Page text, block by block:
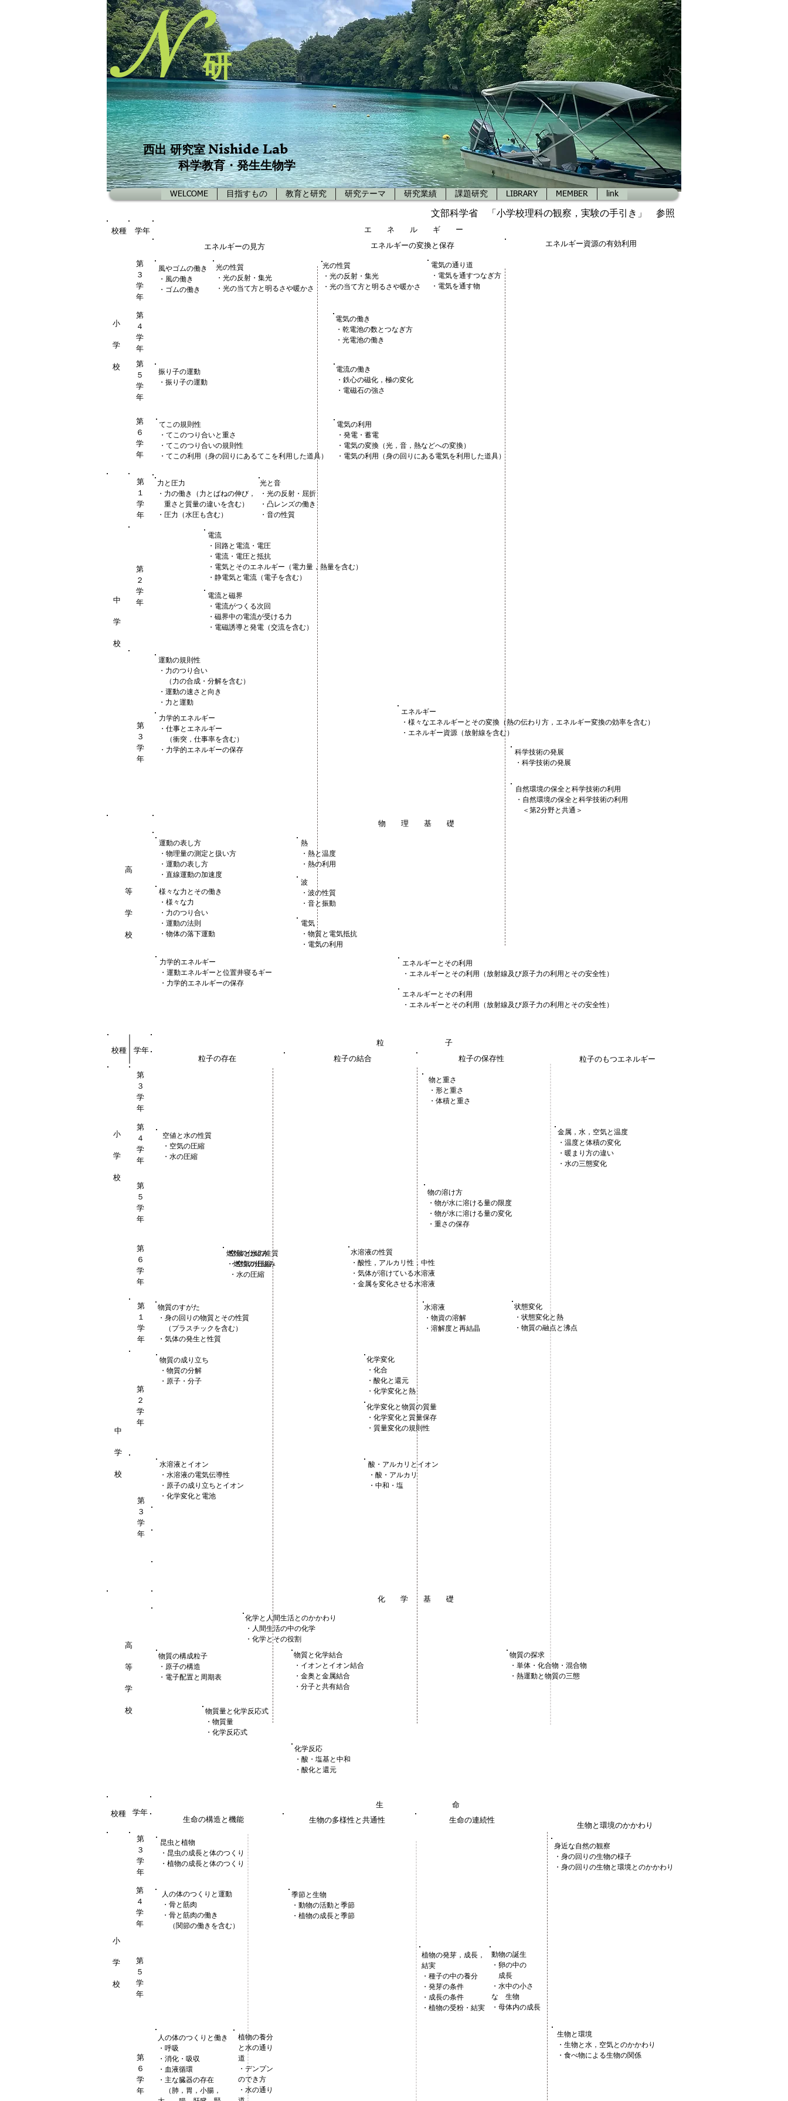
西出 研究室 Nishide Lab
科学教育・発生生物学
N 研
WELCOME 目指すもの 教育と研究 研究テーマ 研究業績 課題研究 LIBRARY MEMBER link
文部科学省 「小学校理科の観察，実験の手引き」 参照
電気の働き
・乾電池の数とつなぎ方
・光電池の働き
風やゴムの働き
・風の働き
・ゴムの働き
光の性質
・光の反射・集光
・光の当て方と明るさや暖かさ
電気の通り道
・電気を通すつなぎ方
・電気を通す物
エ ネ ル ギ ー
エネルギーの見方
校種 学年
小
学
校
第
３
学
年
第
４
学
年
エネルギー資源の有効利用
光の性質
・光の反射・集光
・光の当て方と明るさや暖かさ
エネルギーの変換と保存
てこの規則性
・てこのつり合いと重さ
・てこのつり合いの規則性
・てこの利用（身の回りにあるてこを利用した道具）
電気の利用
・発電・蓄電
・電気の変換（光，音，熱などへの変換）
・電気の利用（身の回りにある電気を利用した道具）
第
６
学
年
振り子の運動
・振り子の運動
電流の働き
・鉄心の磁化，極の変化
・電磁石の強さ
第
５
学
年
中
学
校
第
１
学
年
自然環境の保全と科学技術の利用
・自然環境の保全と科学技術の利用
＜第2分野と共通＞
運動の表し方
・物理量の測定と扱い方
・運動の表し方
・直線運動の加速度
様々な力とその働き
・様々な力
・力のつり合い
・運動の法則
・物体の落下運動
熱
・熱と温度
・熱の利用
波
・波の性質
・音と振動
電気
・物質と電気抵抗
・電気の利用
力学的エネルギー
・運動エネルギーと位置井寝るギー
・力学的エネルギーの保存
エネルギーとその利用
・エネルギーとその利用（放射線及び原子力の利用とその安全性）
エネルギーとその利用
・エネルギーとその利用（放射線及び原子力の利用とその安全性）
物 理 基 礎
力と圧力
・力の働き（力とばねの伸び，
重さと質量の違いを含む）
・圧力（水圧も含む）
光と音
・光の反射・屈折
・凸レンズの働き
・音の性質
第
２
学
年
電流
・回路と電流・電圧
・電流・電圧と抵抗
・電気とそのエネルギー（電力量，熱量を含む）
・静電気と電流（電子を含む）
電流と磁界
・電流がつくる次回
・磁界中の電流が受ける力
・電磁誘導と発電（交流を含む）
運動の規則性
・力のつり合い
（力の合成・分解を含む）
・ 運動の速さと向き
・力と運動
力学的エネルギー
・仕事とエネルギー
（衝突，仕事率を含む）
・力学的エネルギーの保存
第
３
学
年
エネルギー
・様々なエネルギーとその変換（熱の伝わり方，エネルギー変換の効率を含む）
・エネルギー資源（放射線を含む）
科学技術の発展
・科学技術の発展
高
等
学
校
粒 子
校種
小
学
校
第
５
学
年
物の溶け方
・物が水に溶ける量の限度
・物が水に溶ける量の変化
・重さの保存
第
６
学
年
空値と水の性質
・空気の圧縮
・水の圧縮
燃焼の仕組み
・燃焼の仕組み
水溶液の性質
・酸性，アルカリ性，中性
・気体が溶けている水溶液
・金属を変化させる水溶液
第
４
学
年
空値と水の性質
・空気の圧縮
・水の圧縮
金属，水，空気と温度
・温度と体積の変化
・暖まり方の違い
・水の三態変化
第
３
学
年
物と重さ
・形と重さ
・体積と重さ
物質の成り立ち
・物質の分解
・原子・分子
第
２
学
年
化学変化
・化合
・酸化と還元
・化学変化と熱
化学変化と物質の質量
・化学変化と質量保存
・質量変化の規則性
物質のすがた
・身の回りの物質とその性質
（プラスチックを含む）
・気体の発生と性質
第
１
学
年
水溶液
・物資の溶解
・溶解度と再結晶
状態変化
・状態変化と熱
・物質の融点と沸点
学年
水溶液とイオン
・水溶液の電気伝導性
・原子の成り立ちとイオン
・化学変化と電池
第
３
学
年
酸・アルカリとイオン
・酸・アルカリ
・中和・塩
粒子の存在 粒子の結合 粒子の保存性 粒子のもつエネルギー
中
学
校
高
等
学
校
化学と人間生活とのかかわり
・人間生活の中の化学
・化学とその役割
物質の構成粒子
・原子の構造
・電子配置と周期表
物質と化学結合
・イオンとイオン結合
・金奥と金属結合
・分子と共有結合
物質の探求
・単体・化合物・混合物
・熱運動と物質の三態
物質量と化学反応式
・物質量
・化学反応式
化学反応
・酸・塩基と中和
・酸化と還元
化 学 基 礎
小
学
校
第
６
学
年
生物と環境
・生物と水，空気とのかかわり
・食べ物による生物の関係
第
５
学
年
植物の発芽，成長，
結実
・種子の中の養分
・発芽の条件
・成長の条件
・植物の受粉・結実
動物の誕生
・卵の中の
成長
・水中の小さ
な 生物
・母体内の成長
第
４
学
年
人の体のつくりと運動
・骨と筋肉
・骨と筋肉の働き
（関節の働きを含む）
季節と生物
・動物の活動と季節
・植物の成長と季節
第
３
学
年
昆虫と植物
・昆虫の成長と体のつくり
・植物の成長と体のつくり
身近な自然の観察
・身の回りの生物の様子
・身の回りの生物と環境とのかかわり
校種
生 命
生命の構造と機能
生物と環境のかかわり
学年
生物の多様性と共通性
生命の連続性
人の体のつくりと働き
・呼吸
・消化・吸収
・血液循環
・主な臓器の存在
（肺，胃，小腸，
植物の養分
と水の通り
道
・デンプン
のでき方
・水の通り